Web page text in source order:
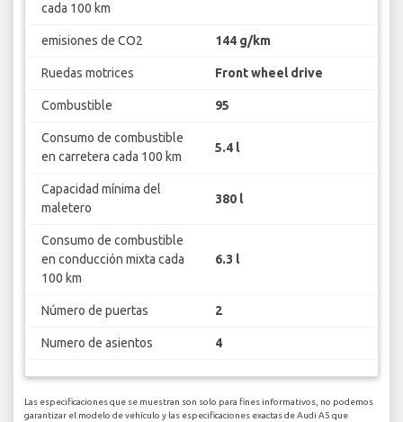
cada 100 km
emisiones de CO2 144 g/km
Ruedas motrices Front wheel drive
Combustible 95
Consumo de combustible
en carretera cada 100 km
5.4 l
Capacidad mínima del
maletero
380 l
Consumo de combustible
en conducción mixta cada
100 km
6.3 l
Número de puertas 2
Numero de asientos 4
Las especificaciones que se muestran son solo para fines informativos, no podemos
garantizar el modelo de vehículo y las especificaciones exactas de Audi A5 que